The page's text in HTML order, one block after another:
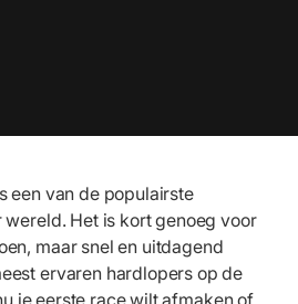
een van de populairste
Het is kort genoeg voor
maar snel en uitdagend
ervaren hardlopers op de
je eerste race wilt afmaken of